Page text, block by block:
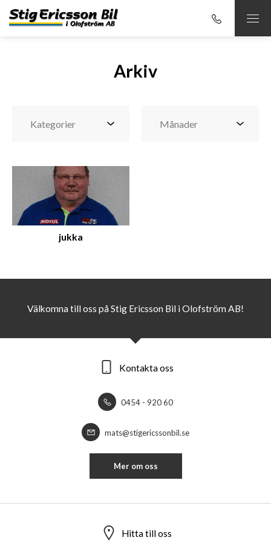
Arkiv
jukka
Välkomna till oss på Stig Ericsson Bil i Olofström AB!
Kontakta oss
0454 - 920 60
mats@stigericssonbil.se
Mer om oss
Hitta till oss